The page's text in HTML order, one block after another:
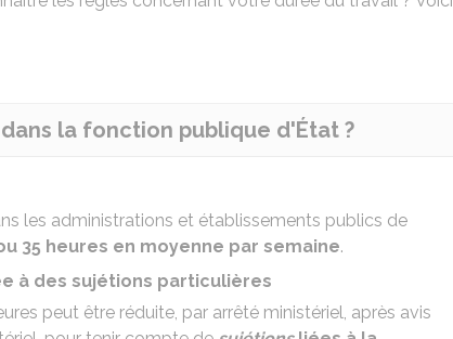
la fonction publique d'État ?
les administrations et établissements publics de
35 heures en moyenne par semaine.
à des sujétions particulières
peut être réduite, par arrêté ministériel, après avis